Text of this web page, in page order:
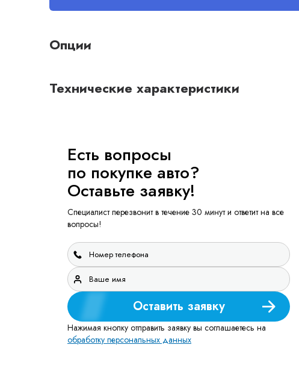
Опции
Технические характеристики
Есть вопросы
по покупке авто?
Оставьте заявку!
Специалист перезвонит в течение 30 минут и ответит на все
вопросы!
Оставить заявку
Нажимая кнопку отправить заявку вы соглашаетесь на
обработку персональных данных